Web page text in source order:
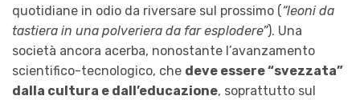
quotidiane in odio da riversare sul prossimo (“leoni da
tastiera in una polveriera da far esplodere”). Una
società ancora acerba, nonostante l’avanzamento
scientifico-tecnologico, che deve essere “svezzata”
dalla cultura e dall’educazione, soprattutto sul